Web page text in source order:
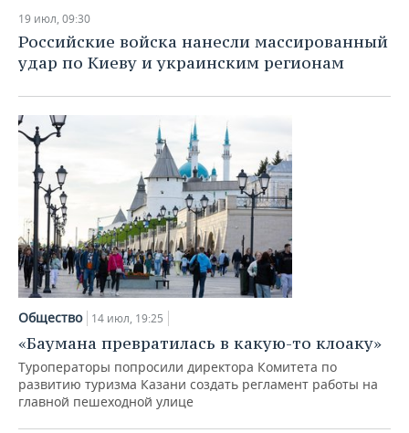
19 июл, 09:30
Российские войска нанесли массированный
удар по Киеву и украинским регионам
Общество 14 июл, 19:25
«Баумана превратилась в какую-то клоаку»
Туроператоры попросили директора Комитета по
развитию туризма Казани создать регламент работы на
главной пешеходной улице